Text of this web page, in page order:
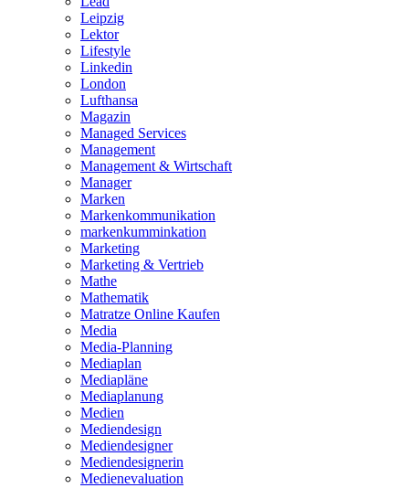
Leipzig
Lektor
Lifestyle
Linkedin
London
Lufthansa
Magazin
Managed Services
Management
Management & Wirtschaft
Manager
Marken
Markenkommunikation
markenkumminkation
Marketing
Marketing & Vertrieb
Mathe
Mathematik
Matratze Online Kaufen
Media
Media-Planning
Mediaplan
Mediapläne
Mediaplanung
Medien
Mediendesign
Mediendesigner
Mediendesignerin
Medienevaluation